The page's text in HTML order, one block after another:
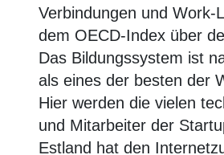
Verbindungen und Work-
dem OECD-Index über
Das Bildungssystem ist
als eines der besten der
Hier werden die vielen
und Mitarbeiter der
Estland hat den